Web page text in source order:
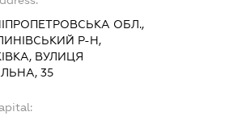
ОБЛ.,
Р-Н,
ВУЛИЦЯ
35